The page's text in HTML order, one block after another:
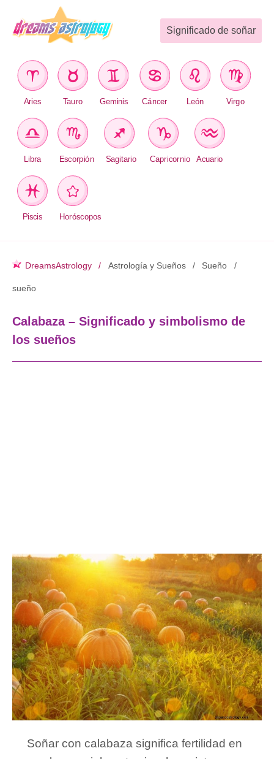
Significado de soñar
Aries Tauro Geminis Cáncer León Virgo
Libra Escorpión Sagitario Capricornio Acuario
Piscis Horóscopos
DreamsAstrology Astrología y Sueños Sueño
sueño
Calabaza – Significado y simbolismo de
los sueños
Soñar con calabaza significa fertilidad en